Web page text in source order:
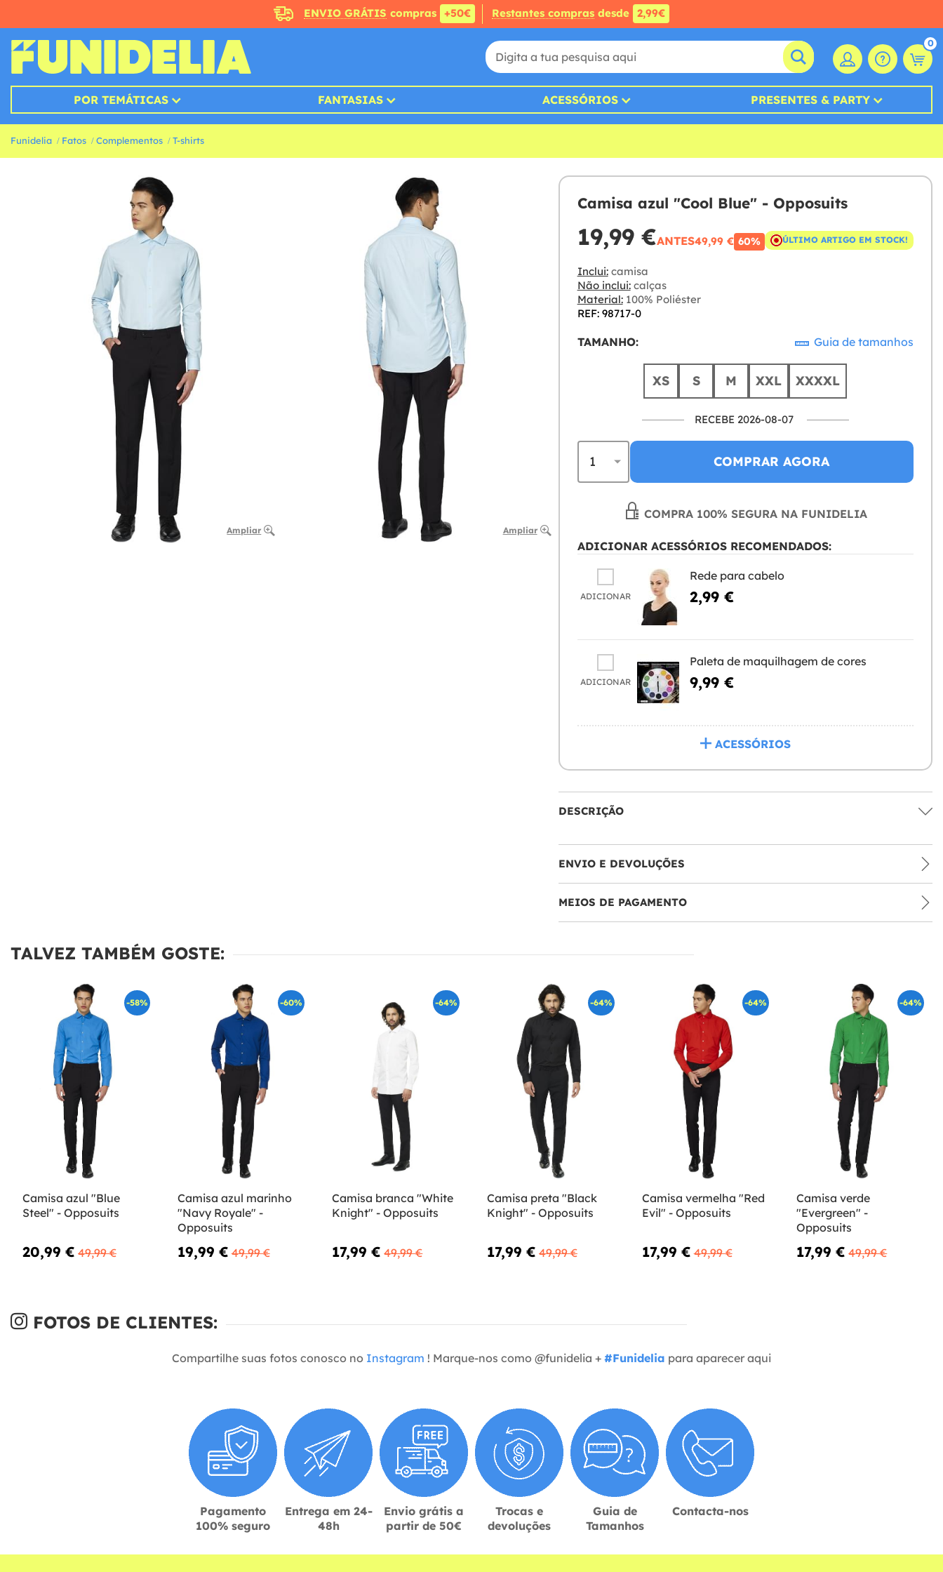
ENVIO GRÁTIS compras +50€ Restantes compras desde 2,99€
0
POR TEMÁTICAS FANTASIAS ACESSÓRIOS PRESENTES & PARTY
Funidelia Fatos Complementos T-shirts
Ampliar Ampliar
Camisa azul "Cool Blue" - Opposuits
19,99 €ANTES49,99 € 60% ÚLTIMO ARTIGO EM STOCK!
Inclui:camisa
Não inclui:calças
Material:100% Poliéster
REF: 98717-0
TAMANHO: Guia de tamanhos
XS S M XXL XXXXL
RECEBE 2026-08-07
COMPRAR AGORA
COMPRA 100% SEGURA NA FUNIDELIA
ADICIONAR ACESSÓRIOS RECOMENDADOS:
ADICIONAR
Rede para cabelo
2,99 €
ADICIONAR
Paleta de maquilhagem de cores
9,99 €
ACESSÓRIOS
DESCRIÇÃO
ENVIO E DEVOLUÇÕES
MEIOS DE PAGAMENTO
TALVEZ TAMBÉM GOSTE:
-58%
Camisa azul "Blue
Steel" - Opposuits
20,99 € 49,99 €
-60%
Camisa azul marinho
"Navy Royale" -
Opposuits
19,99 € 49,99 €
-64%
Camisa branca "White
Knight" - Opposuits
17,99 € 49,99 €
-64%
Camisa preta "Black
Knight" - Opposuits
17,99 € 49,99 €
-64%
Camisa vermelha "Red
Evil" - Opposuits
17,99 € 49,99 €
-64%
Camisa verde
"Evergreen" -
Opposuits
17,99 € 49,99 €
FOTOS DE CLIENTES:
Compartilhe suas fotos conosco no Instagram ! Marque-nos como @funidelia + #Funidelia para aparecer aqui
Pagamento
100% seguro
Entrega em 24-
48h
Envio grátis a
partir de 50€
Trocas e
devoluções
Guia de
Tamanhos
Contacta-nos